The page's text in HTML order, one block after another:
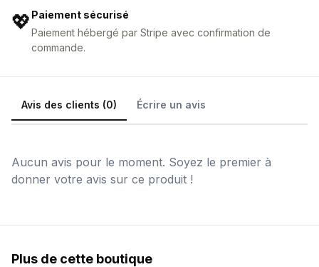
💖 Paiement sécurisé
Paiement hébergé par Stripe avec confirmation de
commande.
Avis des clients (0) Écrire un avis
Aucun avis pour le moment. Soyez le premier à
donner votre avis sur ce produit !
Plus de cette boutique